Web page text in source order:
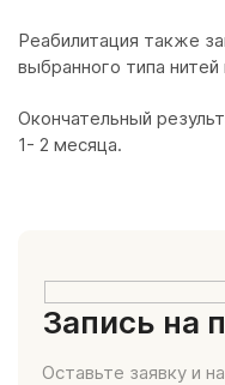
Реабилитация также
выбранного типа
Окончательный
1- 2 месяца.
Запись на
Оставьте заявку и